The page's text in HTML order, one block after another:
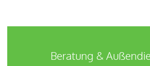
Beratung &